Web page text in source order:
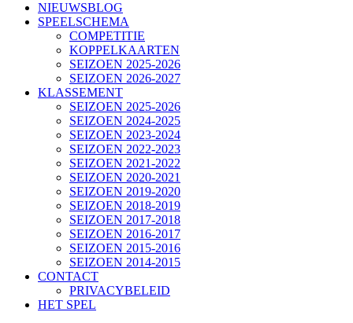
NIEUWSBLOG
SPEELSCHEMA
COMPETITIE
KOPPELKAARTEN
SEIZOEN 2025-2026
SEIZOEN 2026-2027
KLASSEMENT
SEIZOEN 2025-2026
SEIZOEN 2024-2025
SEIZOEN 2023-2024
SEIZOEN 2022-2023
SEIZOEN 2021-2022
SEIZOEN 2020-2021
SEIZOEN 2019-2020
SEIZOEN 2018-2019
SEIZOEN 2017-2018
SEIZOEN 2016-2017
SEIZOEN 2015-2016
SEIZOEN 2014-2015
CONTACT
PRIVACYBELEID
HET SPEL